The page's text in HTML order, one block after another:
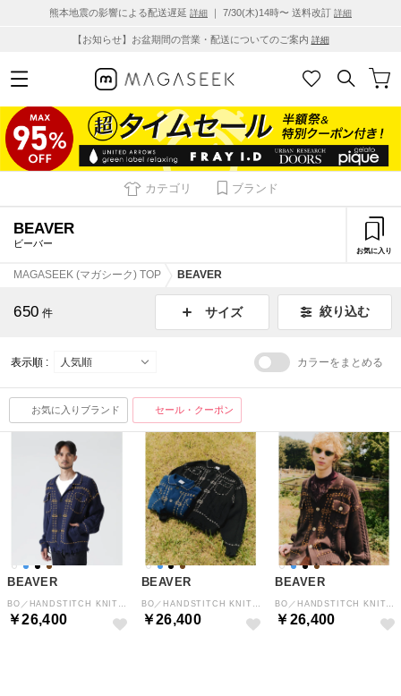
熊本地震の影響による配送遅延 詳細 ｜ 7/30(木)14時〜 送料改訂 詳細
【お知らせ】お盆期間の営業・配送についてのご案内 詳細
カテゴリ ブランド
BEAVER
ビーバー
お気に入り
MAGASEEK (マガシーク) TOP BEAVER
650 件 サイズ 絞り込む
表示順 : カラーをまとめる
お気に入りブランド セール・クーポン
BEAVER
￥26,400
BEAVER
￥26,400
BEAVER
￥26,400